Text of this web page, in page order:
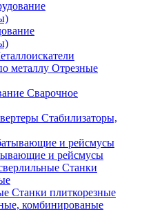
Отрезные
Сварочное
Стабилизаторы,
и рейсмусы
Станки
Станки плиткорезные